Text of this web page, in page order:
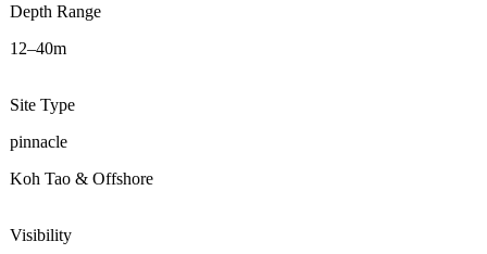
Depth Range
12–40m
Site Type
pinnacle
Koh Tao & Offshore
Visibility